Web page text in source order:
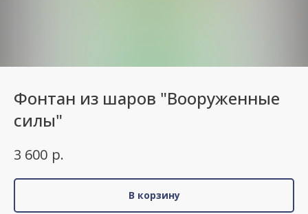
Фонтан из шаров "Вооруженные
силы"
3 600 р.
В корзину